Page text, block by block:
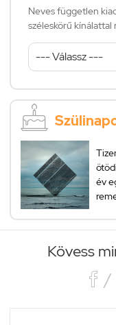
Neves független
széleskörű kínálattal
év
Kövess
 /